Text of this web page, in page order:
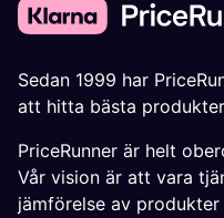
Sedan 1999 har
att hitta bästa
PriceRunner är helt
Vår vision är att vara
jämförelse av